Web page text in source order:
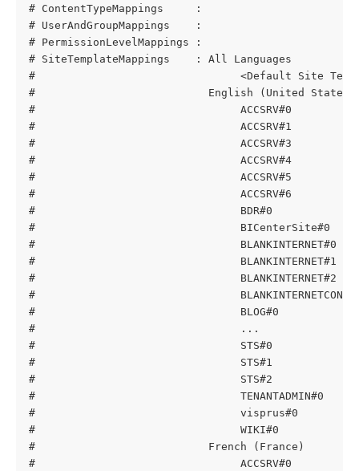
# ContentTypeMappings     :
# UserAndGroupMappings    :
# PermissionLevelMappings :
# SiteTemplateMappings    : All Languages
#                                <Default Site
#                           English (United States)
#                                ACCSRV#0                 -
#                                ACCSRV#1
#                                ACCSRV#3
#                                ACCSRV#4
#                                ACCSRV#5
#                                ACCSRV#6
#                                BDR#0
#                                BICenterSite#0
#                                BLANKINTERNET#0
#                                BLANKINTERNET#1
#                                BLANKINTERNET#2
#
#                                BLOG#0
#                                ...
#                                STS#0
#                                STS#1
#                                STS#2
#                                TENANTADMIN#0
#                                visprus#0
#                                WIKI#0
#                           French (France)
#                                ACCSRV#0                 -